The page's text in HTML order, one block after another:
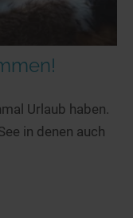
Urlaub haben.
in denen auch